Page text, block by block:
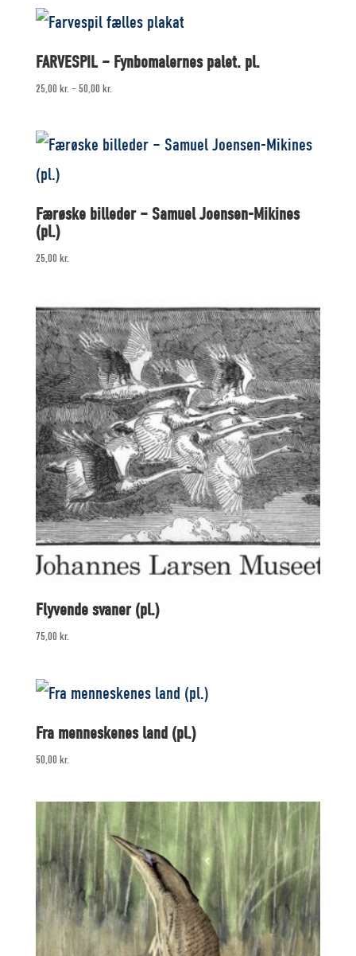
FARVESPIL – Fynbomalernes palet. pl.
25,00 kr.–50,00 kr.
Færøske billeder – Samuel Joensen-Mikines
(pl.)
25,00 kr.
Flyvende svaner (pl.)
75,00 kr.
Fra menneskenes land (pl.)
50,00 kr.